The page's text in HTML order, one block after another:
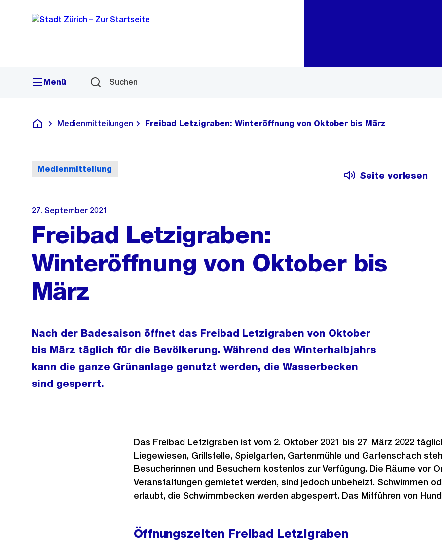
Navigation
Sprunglink
Menü Suchen
Deutsch
Medienmitteilungen Freibad Letzigraben: Winteröffnung von Oktober bis März
Medienmitteilung
Seite vorlesen
27. September 2021
Freibad Letzigraben:
Winteröffnung von Oktober bis
März
Nach der Badesaison öffnet das Freibad Letzigraben von Oktober
bis März täglich für die Bevölkerung. Während des Winterhalbjahrs
kann die ganze Grünanlage genutzt werden, die Wasserbecken
sind gesperrt.
Das Freibad Letzigraben ist vom 2. Oktober 2021 bis 27. März 2022
Liegewiesen, Grillstelle, Spielgarten, Gartenmühle und Gartenschach
Besucherinnen und Besuchern kostenlos zur Verfügung. Die Räume vor
Veranstaltungen gemietet werden, sind jedoch unbeheizt. Schwimmen
erlaubt, die Schwimmbecken werden abgesperrt. Das Mitführen von
Öffnungszeiten Freibad Letzigraben